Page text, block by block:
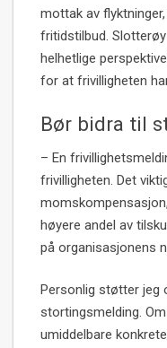
mottak av
fritidstilbud.
helhetlige
for at frivilligheten
Bør bidra til
– En
frivilligheten. Det
høyere andel av
på organisasjonens
Personlig støtter jeg
stortingsmelding.
umiddelbare